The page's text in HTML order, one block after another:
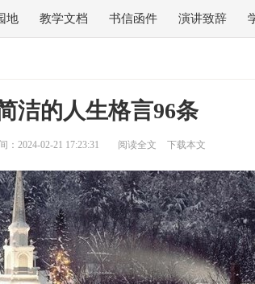
地 教学文档 书信函件 演讲致辞
洁的人生格言96条
：2024-02-21 17:23:31 阅读全文 下载本文